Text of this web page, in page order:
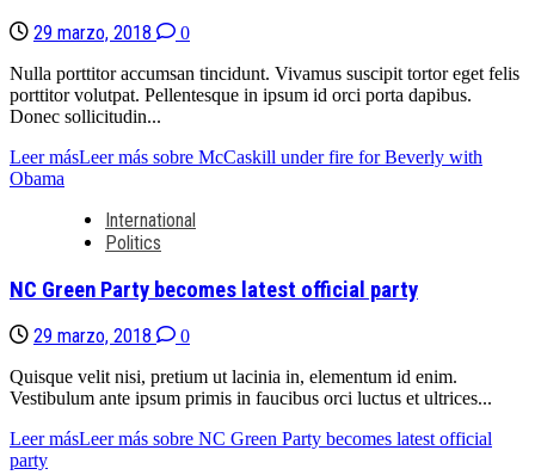
29 marzo, 2018
0
Nulla porttitor accumsan tincidunt. Vivamus suscipit tortor eget felis
porttitor volutpat. Pellentesque in ipsum id orci porta dapibus.
Donec sollicitudin...
Leer másLeer más sobre McCaskill under fire for Beverly with
Obama
International
Politics
NC Green Party becomes latest official party
29 marzo, 2018
0
Quisque velit nisi, pretium ut lacinia in, elementum id enim.
Vestibulum ante ipsum primis in faucibus orci luctus et ultrices...
Leer másLeer más sobre NC Green Party becomes latest official
party